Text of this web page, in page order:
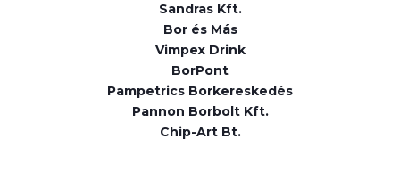
Sandras Kft.
Bor és Más
Vimpex Drink
BorPont
Pampetrics Borkereskedés
Pannon Borbolt Kft.
Chip-Art Bt.